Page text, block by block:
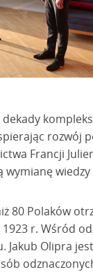
rozwój
Francji
wymianę
80 Polaków
1923 r. Wśród
Jakub Olipra